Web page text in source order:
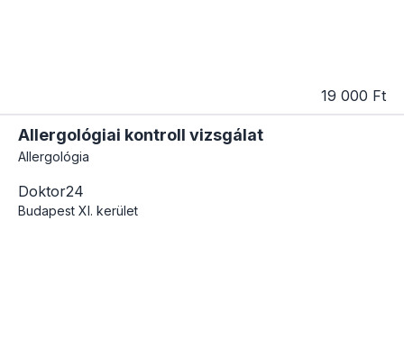
19 000 Ft
Allergológiai kontroll vizsgálat
Allergológia
Doktor24
Budapest XI. kerület